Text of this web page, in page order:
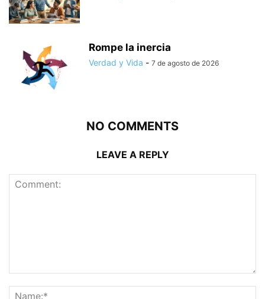
Rompe la inercia
Verdad y Vida - 7 de agosto de 2026
NO COMMENTS
LEAVE A REPLY